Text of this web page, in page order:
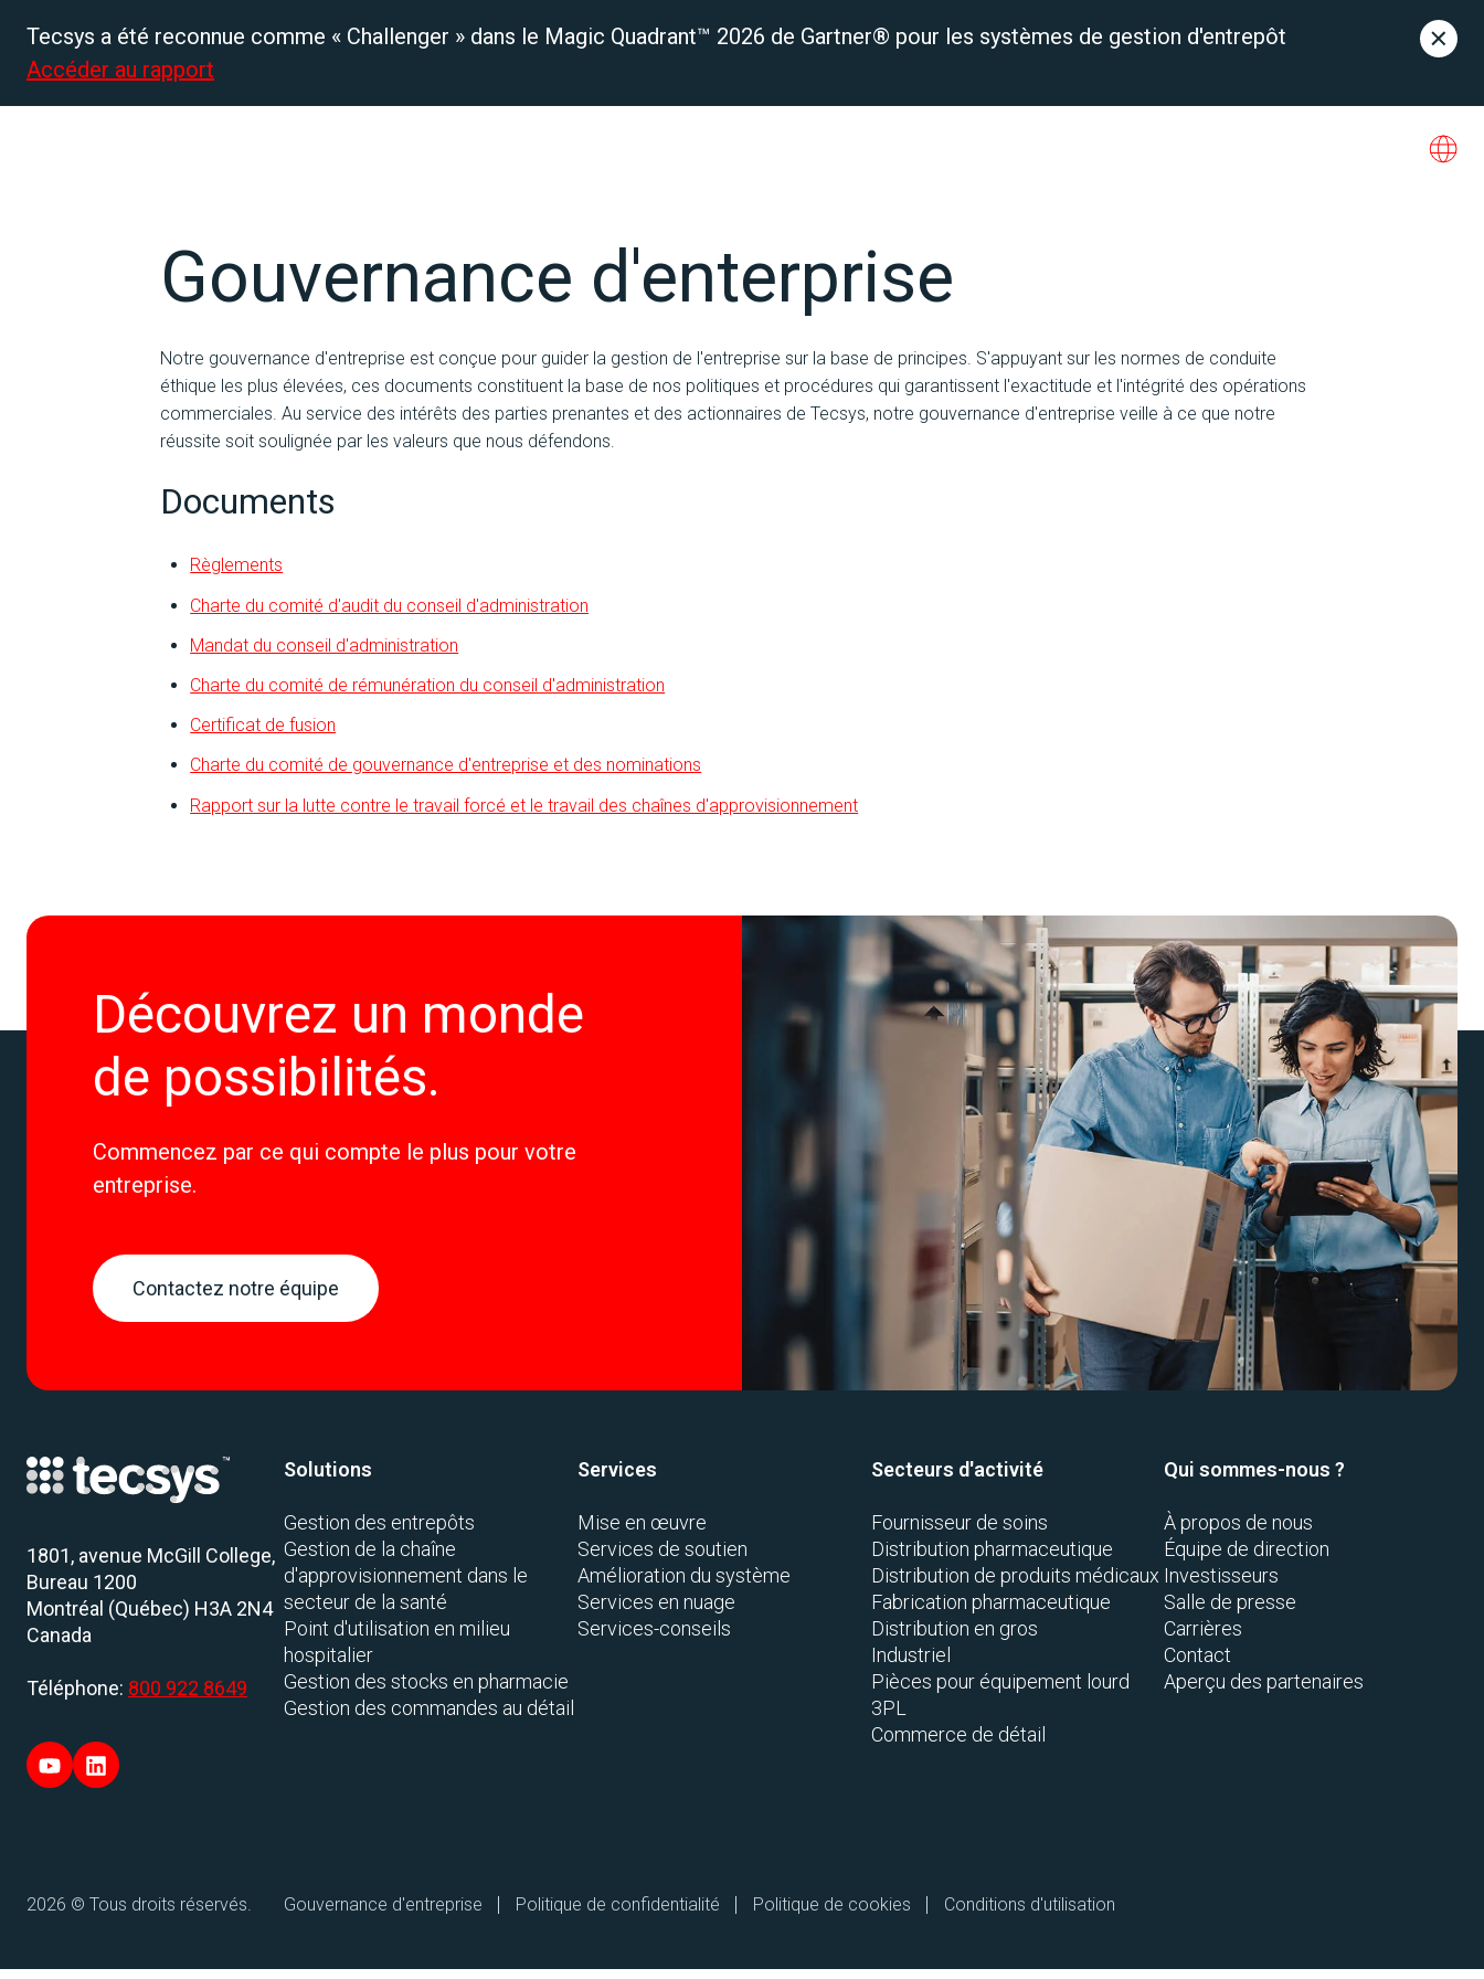
Tecsys a été reconnue comme « Challenger » dans le Magic Quadrant™ 2026 de Gartner® pour les systèmes de gestion d'entrepôt
Accéder au rapport
Gouvernance d'enterprise
Notre gouvernance d'entreprise est conçue pour guider la gestion de l'entreprise sur la base de principes. S'appuyant sur les normes de conduite
éthique les plus élevées, ces documents constituent la base de nos politiques et procédures qui garantissent l'exactitude et l'intégrité des opérations
commerciales. Au service des intérêts des parties prenantes et des actionnaires de Tecsys, notre gouvernance d'entreprise veille à ce que notre
réussite soit soulignée par les valeurs que nous défendons.
Documents
Règlements
Charte du comité d'audit du conseil d'administration
Mandat du conseil d'administration
Charte du comité de rémunération du conseil d'administration
Certificat de fusion
Charte du comité de gouvernance d'entreprise et des nominations
Rapport sur la lutte contre le travail forcé et le travail des chaînes d'approvisionnement
Découvrez un monde
de possibilités.
Commencez par ce qui compte le plus pour votre
entreprise.
Contactez notre équipe
1801, avenue McGill College,
Bureau 1200
Montréal (Québec) H3A 2N4
Canada
Téléphone: 800 922 8649
Solutions
Gestion des entrepôts
Gestion de la chaîne
d'approvisionnement dans le
secteur de la santé
Point d'utilisation en milieu
hospitalier
Gestion des stocks en pharmacie
Gestion des commandes au détail
Services
Mise en œuvre
Services de soutien
Amélioration du système
Services en nuage
Services-conseils
Secteurs d'activité
Fournisseur de soins
Distribution pharmaceutique
Distribution de produits médicaux
Fabrication pharmaceutique
Distribution en gros
Industriel
Pièces pour équipement lourd
3PL
Commerce de détail
Qui sommes-nous ?
À propos de nous
Équipe de direction
Investisseurs
Salle de presse
Carrières
Contact
Aperçu des partenaires
2026 © Tous droits réservés. Gouvernance d'entreprise Politique de confidentialité Politique de cookies Conditions d'utilisation